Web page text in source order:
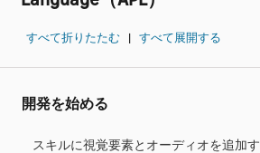
すべて折りたたむ | すべて展開する
開発を始める
スキルに視覚要素とオーディオを追加す